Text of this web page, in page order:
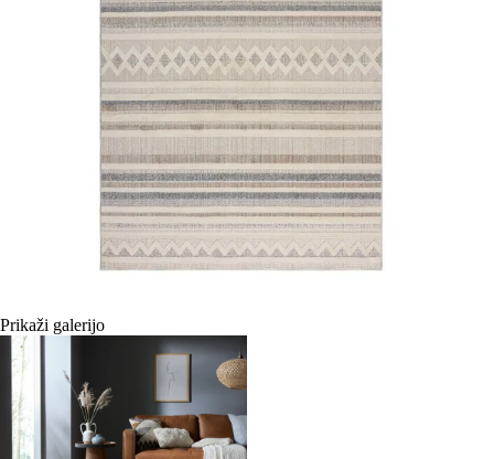
Prikaži galerijo